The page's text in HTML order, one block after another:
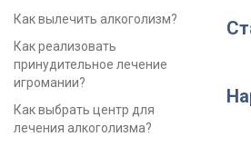
Как вылечить алкоголизм?
Как реализовать
принудительное лечение
игромании?
Как выбрать центр для
лечения алкоголизма?